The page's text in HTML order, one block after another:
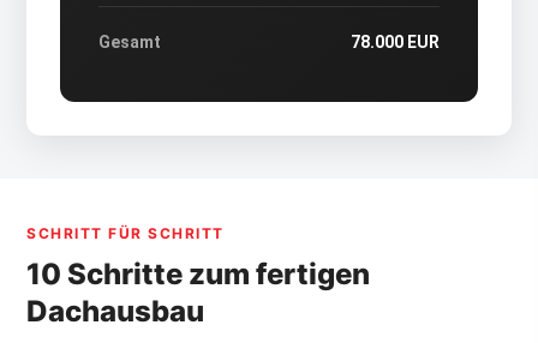
Gesamt 78.000 EUR
SCHRITT FÜR SCHRITT
10 Schritte zum fertigen
Dachausbau